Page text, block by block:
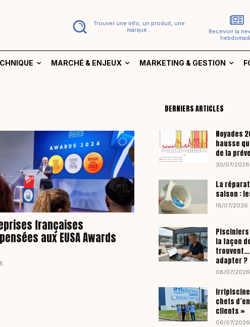
Trouver une info, un produit, une
marque...
Recevoir la
MARCHÉ & ENJEUX MARKETING & GESTION
françaises
aux EUSA Awards
DERNIERS ARTICLES
Noyades
hausse
de la
30/07/2026
La
saison :
16/07/2026
Pisciniers
la façon
trouvent…
adapter ?
08/07/2026
Irripiscine
chefs
clients »
06/07/2026